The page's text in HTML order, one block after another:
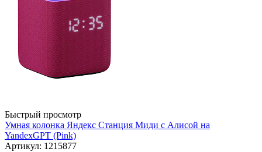
Быстрый просмотр
Умная колонка Яндекс Станция Миди с Алисой на
YandexGPT (Pink)
Артикул: 1215877